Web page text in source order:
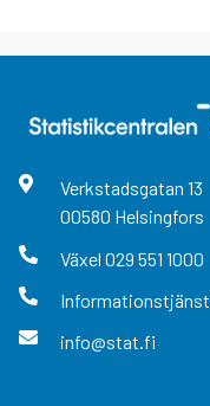
Verkstadsgatan 13
00580 Helsingfors
Växel 029 551 1000
Informationstjänst
info@stat.fi